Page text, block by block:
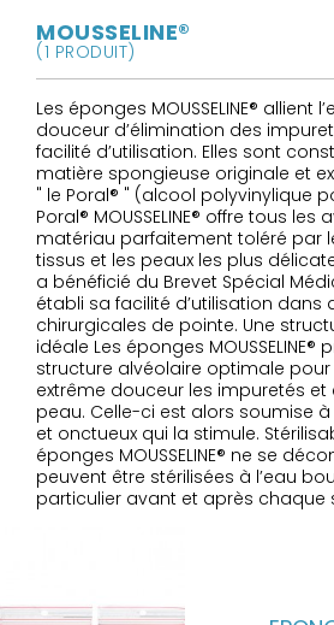
MOUSSELINE®
(1 PRODUIT)
Les éponges MOUSSELINE® allient
douceur d’élimination des
facilité d’utilisation. Elles sont
matière spongieuse originale et
" le Poral® " (alcool polyvinylique
Poral® MOUSSELINE® offre tous les
matériau parfaitement toléré par
tissus et les peaux les plus
a bénéficié du Brevet Spécial
établi sa facilité d’utilisation dans
chirurgicales de pointe. Une
idéale Les éponges MOUSSELINE®
structure alvéolaire optimale
extrême douceur les impuretés et
peau. Celle-ci est alors soumise
et onctueux qui la stimule.
éponges MOUSSELINE® ne se
peuvent être stérilisées à l’eau
particulier avant et après chaque